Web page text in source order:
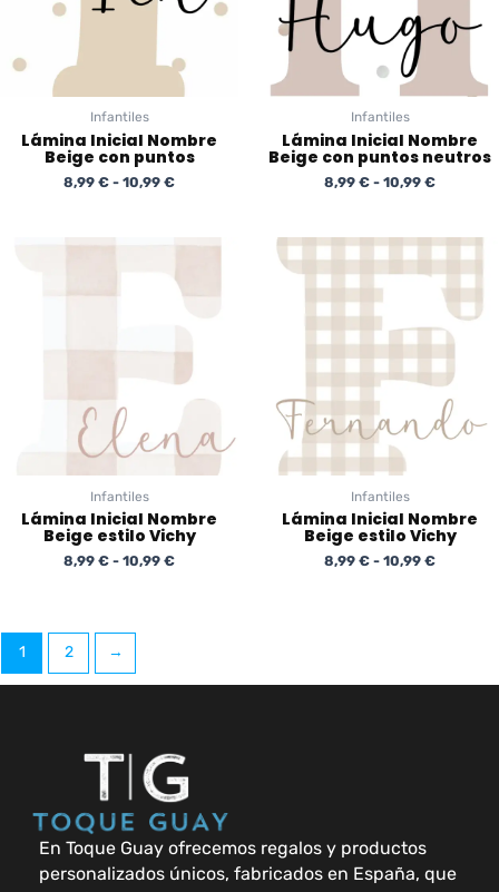
Infantiles
Lámina Inicial Nombre
Beige con puntos
8,99 € - 10,99 €
Infantiles
Lámina Inicial Nombre
Beige con puntos neutros
8,99 € - 10,99 €
Infantiles
Lámina Inicial Nombre
Beige estilo Vichy
8,99 € - 10,99 €
Rango
precios:
desde
10,99 €
Infantiles
Lámina Inicial Nombre
Beige estilo Vichy
8,99 € - 10,99 €
Rango
de
desde
8,99 €
hasta
1 2 →
En Toque Guay ofrecemos regalos y productos
personalizados únicos, fabricados en España, que